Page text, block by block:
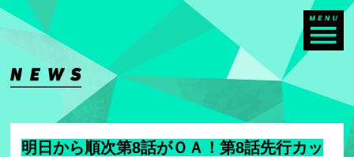
明日から順次第8話がＯＡ！第8話先行カッ